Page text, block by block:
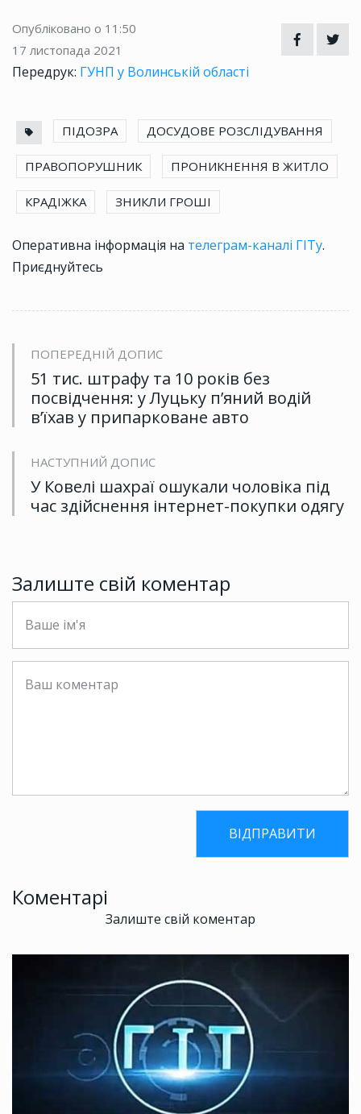
Опубліковано о 11:50
17 листопада 2021
Передрук: ГУНП у Волинській області
ПІДОЗРА ДОСУДОВЕ РОЗСЛІДУВАННЯ
ПРАВОПОРУШНИК ПРОНИКНЕННЯ В ЖИТЛО
КРАДІЖКА ЗНИКЛИ ГРОШІ
Оперативна інформація на телеграм-каналі ГІТу.
Приєднуйтесь
ПОПЕРЕДНІЙ ДОПИС
51 тис. штрафу та 10 років без
посвідчення: у Луцьку п’яний водій
в’їхав у припарковане авто
НАСТУПНИЙ ДОПИС
У Ковелі шахраї ошукали чоловіка під
час здійснення інтернет-покупки одягу
Залиште свій коментар
Коментарі
Залиште свій коментар